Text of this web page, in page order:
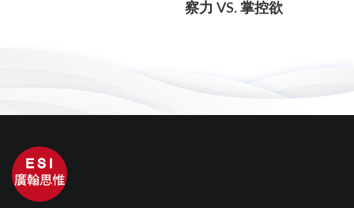
察力 VS. 掌控欲